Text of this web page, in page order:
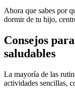
Ahora que sabes por
dormir de tu hijo,
Consejos
saludables
La mayoría de las
actividades sencillas,